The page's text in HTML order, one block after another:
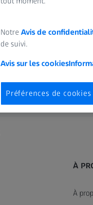
À
À
Notre Avis de
de suivi.
Avis sur les cookies
Préférences de cookies